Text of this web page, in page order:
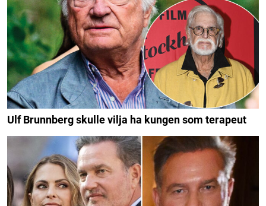
Ulf Brunnberg skulle vilja ha kungen som terapeut